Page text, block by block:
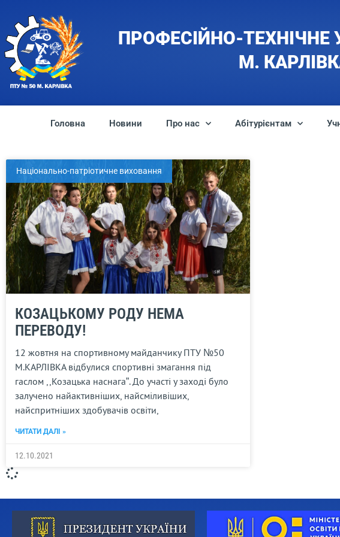
ПРОФЕСІЙНО-
М.
Головна Новини Про нас Абітурієнтам
Національно-патріотичне виховання
КОЗАЦЬКОМУ РОДУ НЕМА
ПЕРЕВОДУ!
12 жовтня на спортивному майданчику ПТУ №50
М.КАРЛІВКА відбулися спортивні змагання під
гаслом ,,Козацька наснага”. До участі у заході було
залучено найактивніших, найсміливіших,
найспритніших здобувачів освіти,
ЧИТАТИ ДАЛІ »
12.10.2021